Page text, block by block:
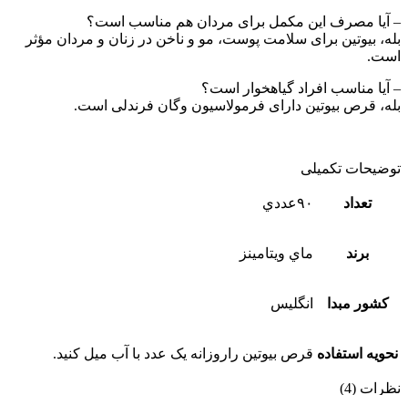
– آیا مصرف این مکمل برای مردان هم مناسب است؟
بله، بیوتین برای سلامت پوست، مو و ناخن در زنان و مردان مؤثر
است.
– آیا مناسب افراد گیاهخوار است؟
بله، قرص بیوتین دارای فرمولاسیون وگان فرندلی است.
توضیحات تکمیلی
تعداد ٩٠عددي
برند ماي ويتامينز
كشور مبدا انگليس
نحويه استفاده قرص بيوتين راروزانه یک عدد با آب میل کنید.
نظرات (4)